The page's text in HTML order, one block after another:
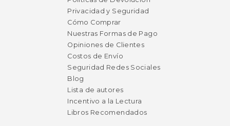
Privacidad y Seguridad
Cómo Comprar
Nuestras Formas de Pago
Opiniones de Clientes
Costos de Envío
Seguridad Redes Sociales
Blog
Lista de autores
Incentivo a la Lectura
Libros Recomendados